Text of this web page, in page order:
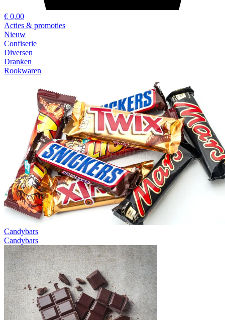
€ 0,00
Acties & promoties
Nieuw
Confiserie
Diversen
Dranken
Rookwaren
Candybars
Candybars